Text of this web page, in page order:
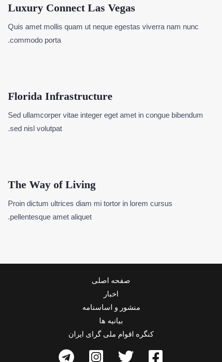
Luxury Connect Las Vegas
Quis amet mollis quam ut neque egestas viverra nam nunc
commodo porta.
Florida Infrastructure
Sed ullamcorper vitae integer eget amet in congue bibendum
sed nisl volutpat.
The Way of Living
Proin dictum ultrices diam mi tortor in lorem cursus
pellentesque amet aliquet.
صفحه اصلی
اخبار
منشور و اساسنامه
بیانیه ها
کنگره اقوام ملی گرای ایران